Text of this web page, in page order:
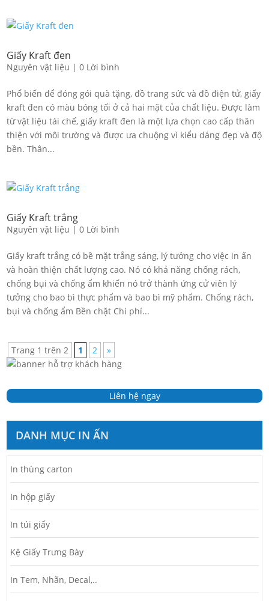
Giấy Kraft đen
Nguyên vật liệu |0 Lời bình
Phổ biến để đóng gói quà tặng, đồ trang sức và đồ điện tử, giấy
kraft đen có màu bóng tối ở cả hai mặt của chất liệu. Được làm
từ vật liệu tái chế, giấy kraft đen là một lựa chọn cao cấp thân
thiện với môi trường và được ưa chuộng vì kiểu dáng đẹp và độ
bền. Thân...
Giấy Kraft trắng
Nguyên vật liệu |0 Lời bình
Giấy kraft trắng có bề mặt trắng sáng, lý tưởng cho việc in ấn
và hoàn thiện chất lượng cao. Nó có khả năng chống rách,
chống bụi và chống ẩm khiến nó trở thành ứng cử viên lý
tưởng cho bao bì thực phẩm và bao bì mỹ phẩm. Chống rách,
bụi và chống ẩm Bền chặt Chi phí...
Trang 1 trên 2 1 2 »
Liên hệ ngay
DANH MỤC IN ẤN
In thùng carton
In hộp giấy
In túi giấy
Kệ Giấy Trưng Bày
In Tem, Nhãn, Decal,..